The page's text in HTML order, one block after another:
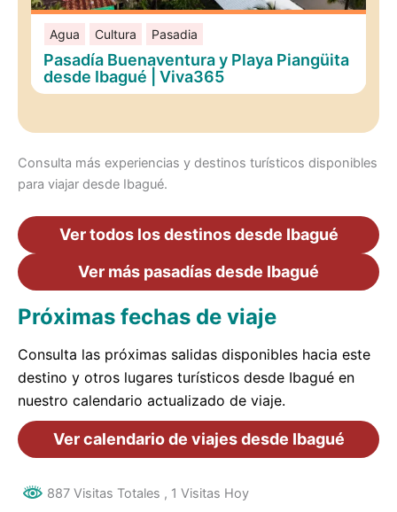
Agua Cultura Pasadia
Pasadía Buenaventura y Playa Piangüita
desde Ibagué | Viva365
Consulta más experiencias y destinos turísticos disponibles
para viajar desde Ibagué.
Ver todos los destinos desde Ibagué
Ver más pasadías desde Ibagué
Próximas fechas de viaje
Consulta las próximas salidas disponibles hacia este
destino y otros lugares turísticos desde Ibagué en
nuestro calendario actualizado de viaje.
Ver calendario de viajes desde Ibagué
887 Visitas Totales , 1 Visitas Hoy